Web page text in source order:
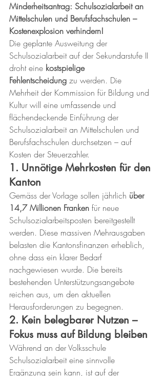
Minderheitsantrag: Schulsozialarbeit an
Mittelschulen und Berufsfachschulen –
Kostenexplosion verhindern!
Die geplante Ausweitung der
Schulsozialarbeit auf der Sekundarstufe II
droht eine kostspielige
Fehlentscheidung zu werden. Die
Mehrheit der Kommission für Bildung und
Kultur will eine umfassende und
flächendeckende Einführung der
Schulsozialarbeit an Mittelschulen und
Berufsfachschulen durchsetzen – auf
Kosten der Steuerzahler.
1. Unnötige Mehrkosten für den
Kanton
Gemäss der Vorlage sollen jährlich über
14,7 Millionen Franken für neue
Schulsozialarbeitsposten bereitgestellt
werden. Diese massiven Mehrausgaben
belasten die Kantonsfinanzen erheblich,
ohne dass ein klarer Bedarf
nachgewiesen wurde. Die bereits
bestehenden Unterstützungsangebote
reichen aus, um den aktuellen
Herausforderungen zu begegnen.
2. Kein belegbarer Nutzen –
Fokus muss auf Bildung bleiben
Während an der Volksschule
Schulsozialarbeit eine sinnvolle
Ergänzung sein kann, ist auf der